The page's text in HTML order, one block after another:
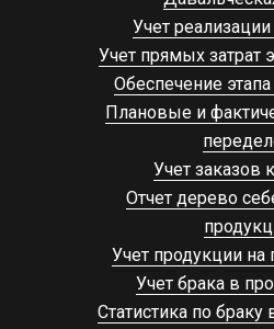
Учет
Учет прямых затрат
Обеспечение
Плановые и
Учет заказов
Отчет дерево
Учет продукции на
Учет брака в
Статистика по браку